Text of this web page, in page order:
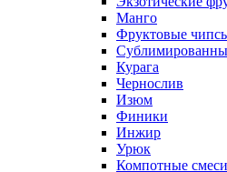
Манго
Фруктовые
Курага
Чернослив
Изюм
Финики
Инжир
Урюк
Компотные смеси